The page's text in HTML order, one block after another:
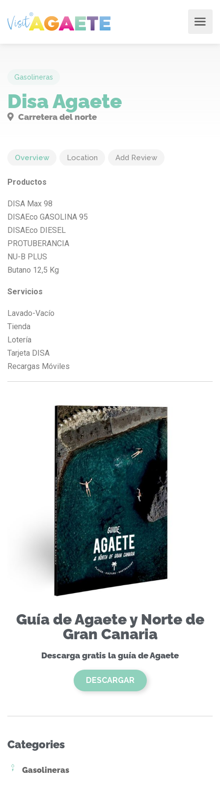
Gasolineras
Disa Agaete
Carretera del norte
Overview Location Add Review
Productos
DISA Max 98
DISAEco GASOLINA 95
DISAEco DIESEL
PROTUBERANCIA
NU-B PLUS
Butano 12,5 Kg
Servicios
Lavado-Vacío
Tienda
Lotería
Tarjeta DISA
Recargas Móviles
Guía de Agaete y Norte de
Gran Canaria
Descarga gratis la guía de Agaete
DESCARGAR
Categories
Gasolineras